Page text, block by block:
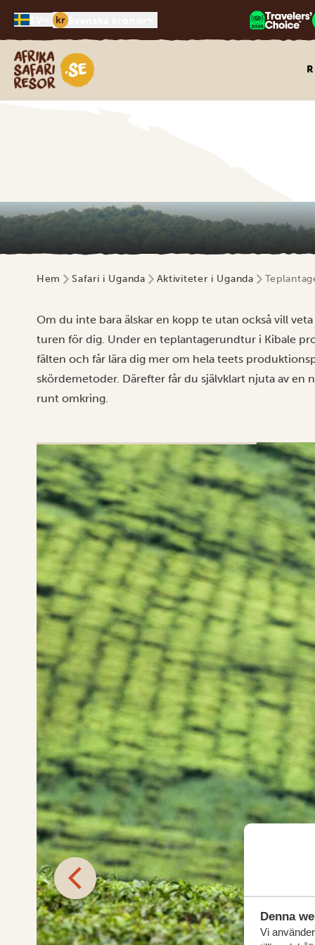
Denna
Vi
kr
Safari-resor i Afrika
Hem Safari i Uganda Aktiviteter i Uganda
Om du inte bara älskar en kopp te utan också vill
turen för dig. Under en teplantagerundtur i Kibale
fälten och får lära dig mer om hela teets
skördemetoder. Därefter får du självklart njuta av en
runt omkring.